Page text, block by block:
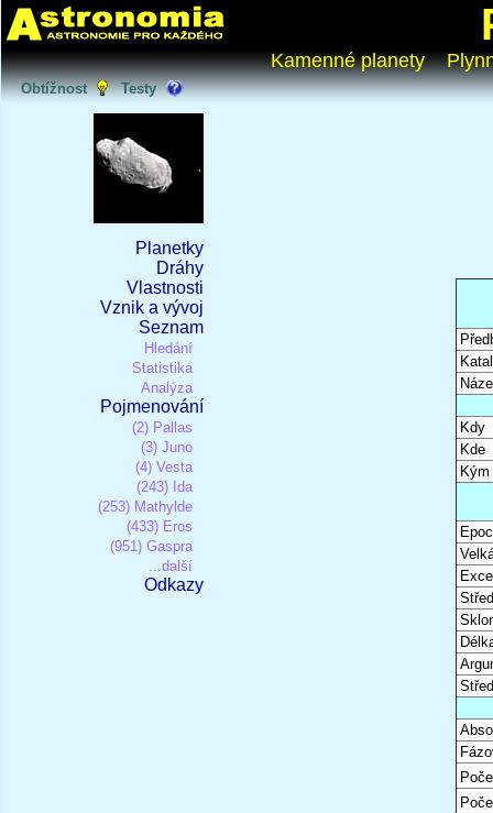
Kamenné planety
Obtížnost Testy
Planetky
Dráhy
Vlastnosti
Vznik a vývoj
Seznam
Hledání
Statistika
Analýza
Pojmenování
(2) Pallas
(3) Juno
(4) Vesta
(243) Ida
(253) Mathylde
(433) Eros
(951) Gaspra
...další
Odkazy
Kdy
Kde
Kým